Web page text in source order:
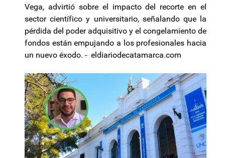
Vega, advirtió sobre el impacto del recorte en el
sector científico y universitario, señalando que la
pérdida del poder adquisitivo y el congelamiento de
fondos están empujando a los profesionales hacia
un nuevo éxodo. - eldiariodecatamarca.com